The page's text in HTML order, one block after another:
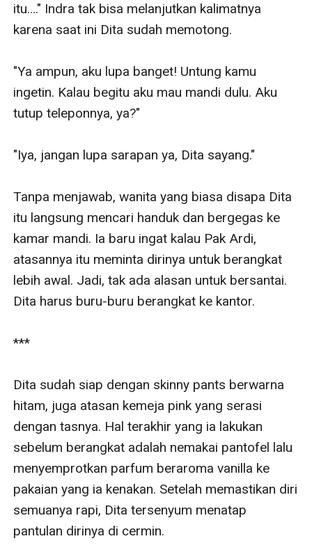
itu…." Indra tak bisa melanjutkan kalimatnya
karena saat ini Dita sudah memotong.
"Ya ampun, aku lupa banget! Untung kamu
ingetin. Kalau begitu aku mau mandi dulu. Aku
tutup teleponnya, ya?"
"Iya, jangan lupa sarapan ya, Dita sayang."
Tanpa menjawab, wanita yang biasa disapa Dita
itu langsung mencari handuk dan bergegas ke
kamar mandi. Ia baru ingat kalau Pak Ardi,
atasannya itu meminta dirinya untuk berangkat
lebih awal. Jadi, tak ada alasan untuk bersantai.
Dita harus buru-buru berangkat ke kantor.
***
Dita sudah siap dengan skinny pants berwarna
hitam, juga atasan kemeja pink yang serasi
dengan tasnya. Hal terakhir yang ia lakukan
sebelum berangkat adalah nemakai pantofel lalu
menyemprotkan parfum beraroma vanilla ke
pakaian yang ia kenakan. Setelah memastikan diri
semuanya rapi, Dita tersenyum menatap
pantulan dirinya di cermin.